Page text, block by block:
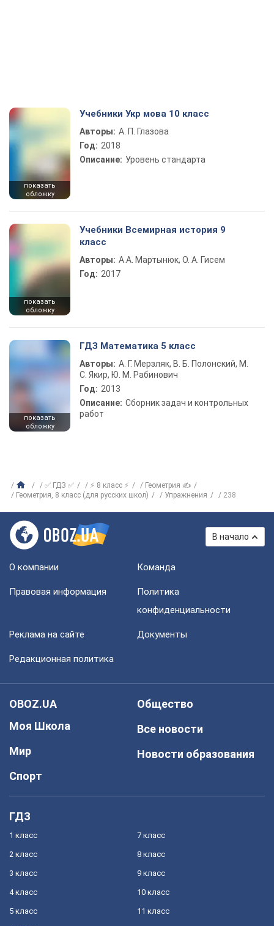
показать
обложку
Учебники Укр мова 10 класс
Авторы: А. П. Глазова
Год: 2018
Описание: Уровень стандарта
показать
обложку
Учебники Всемирная история 9
класс
Авторы: А.А. Мартынюк, О. А. Гисем
Год: 2017
показать
обложку
ГДЗ Математика 5 класс
Авторы: А. Г. Мерзляк, В. Б. Полонский, М.
С. Якир, Ю. М. Рабинович
Год: 2013
Описание: Сборник задач и контрольных
работ
✅ ГДЗ ✅ ⚡ 8 класс ⚡
Геометрия ✍
Геометрия, 8 класс (для русских школ)
Упражнения 238
В начало
О компании Команда
Правовая информация
Политика
конфиденциальности
Реклама на сайте Документы
Редакционная политика
OBOZ.UA
Моя Школа
Мир
Спорт
Общество
Все новости
Новости образования
ГДЗ
1 класс
2 класс
3 класс
4 класс
5 класс
7 класс
8 класс
9 класс
10 класс
11 класс